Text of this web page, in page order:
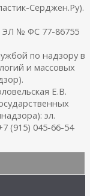
Серджен.Ру).
ЭЛ № ФС 77-86755
по надзору в
и массовых
Е.В.
эл.
(915) 045-66-54